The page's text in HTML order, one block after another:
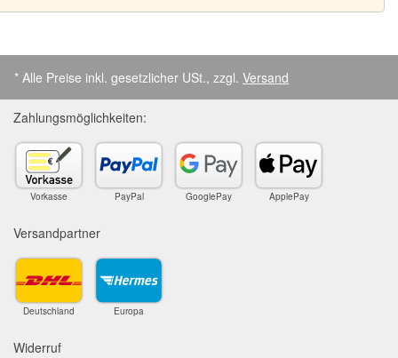
* Alle Preise inkl. gesetzlicher USt., zzgl. Versand
Zahlungsmöglichkeiten:
Vorkasse PayPal GooglePay ApplePay
Versandpartner
Deutschland Europa
Widerruf